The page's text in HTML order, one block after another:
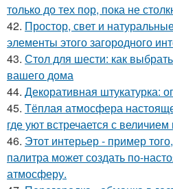
только до тех пор, пока не
42. Простор, свет и
элементы этого загородного
43. Стол для шести: как
вашего дома
44. Декоративная штукатурка:
45. Тёплая атмосфера
где уют встречается с
46. Этот интерьер - пример
палитра может создать по-
атмосферу.